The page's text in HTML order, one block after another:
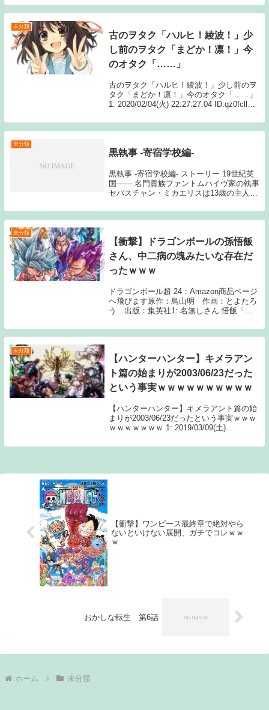
おり、価格は21,800円(税込)となってい
る。
未分類
古のヲタク「ハルヒ！綾波！」少
し前のヲタク「まどか！凛！」今
のオタク「……」
古のヲタク「ハルヒ！綾波！」少し前のヲ
タク「まどか！凛！」今のオタク「……」
1: 2020/02/04(火) 22:27:27.04 ID:qz0fcllE0
がいないよな 続きを読むSource: ...
未分類
黒執事 -寄宿学校編-
黒執事 -寄宿学校編- ストーリー 19世紀英
国―― 名門貴族ファントムハイヴ家の執事
セバスチャン・ミカエリスは13歳の主人シ
犬”として裏社会の汚れ仕事を請け負ってい
た。 ある日、 The post ...
未分類
【衝撃】ドラゴンボールの孫悟飯
さん、中二病の塊みたいな存在だ
ったｗｗｗ
ドラゴンボール超 24：Amazon商品ページ
へ飛びます原作：鳥山明 作画：とよたろ
う 出版：集英社1: 名無しさん 悟飯「宇
ち、神により秘められた力を開放され究極
の戦士へと変身できるようになる」 凄い
未分類
【ハンターハンター】キメラアン
ト篇の始まりが2003/06/23だった
という事実ｗｗｗｗｗｗｗｗｗｗ
【ハンターハンター】キメラアント篇の始
まりが2003/06/23だったという事実ｗｗｗ
ｗｗｗｗｗｗｗ 1: 2019/03/09(土)
事実 進まなすぎだろ…… ONE PIECEで言
【衝撃】ワンピース最終章で絶対やら
ないといけない展開、ガチでコレｗｗ
ｗ
おかしな転生 第6話
ホーム 未分類